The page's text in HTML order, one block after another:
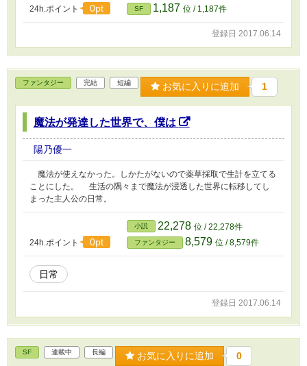
24h.ポイント 0pt SF 1,187 位 / 1,187件
登録日 2017.06.14
ファンタジー 完結 短編 お気に入りに追加 1
魔法が発達した世界で、僕は
陽乃優一
魔法が使えなかった。しかたがないので薬草採取で生計を立てる
ことにした。 生活の隅々まで魔法が浸透した世界に転移してし
まった主人公の日常。
24h.ポイント 0pt
小説 22,278 位 / 22,278件
ファンタジー 8,579 位 / 8,579件
日常
登録日 2017.06.14
SF 連載中 長編 お気に入りに追加 0